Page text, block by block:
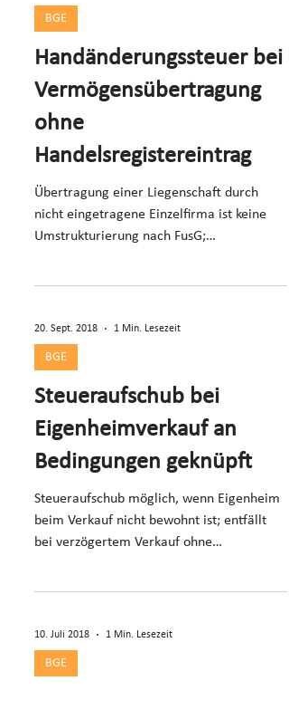
BGE
Handänderungssteuer bei
Vermögensübertragung
ohne
Handelsregistereintrag
Übertragung einer Liegenschaft durch
nicht eingetragene Einzelfirma ist keine
Umstrukturierung nach FusG;
20. Sept. 2018 1 Min. Lesezeit
BGE
Steueraufschub bei
Eigenheimverkauf an
Bedingungen geknüpft
Steueraufschub möglich, wenn Eigenheim
beim Verkauf nicht bewohnt ist; entfällt
bei verzögertem Verkauf ohne
10. Juli 2018 1 Min. Lesezeit
BGE